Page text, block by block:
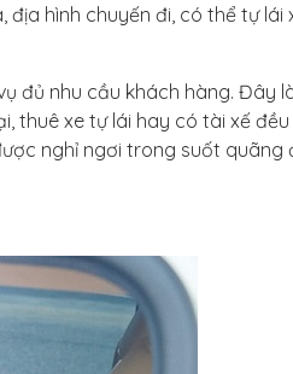
hình chuyến đi, có thể tự lái
đủ nhu cầu khách hàng. Đây
thuê xe tự lái hay có tài xế
nghỉ ngơi trong suốt quãng